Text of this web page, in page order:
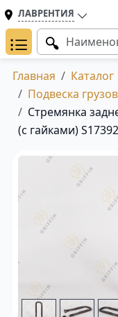
ЛАВРЕНТИЯ
Главная
Каталог
Подвеска
Стремянка
(с гайками)